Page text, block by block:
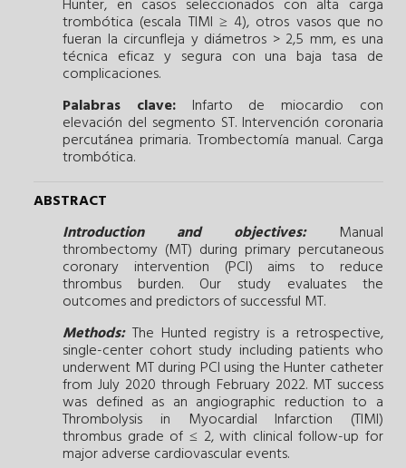
Hunter, en casos seleccionados con alta carga
trombótica (escala TIMI ≥ 4), otros vasos que no
fueran la circunfleja y diámetros > 2,5 mm, es una
técnica eficaz y segura con una baja tasa de
complicaciones.
Palabras clave:
Infarto de miocardio con
elevación del segmento ST. Intervención coronaria
percutánea primaria. Trombectomía manual. Carga
trombótica.
ABSTRACT
Introduction and objectives:Manual
thrombectomy (MT) during primary percutaneous
coronary intervention (PCI) aims to reduce
thrombus burden. Our study evaluates the
outcomes and predictors of successful MT.
Methods:The Hunted registry is a retrospective,
single-center cohort study including patients who
underwent MT during PCI using the Hunter catheter
from July 2020 through February 2022. MT success
was defined as an angiographic reduction to a
Thrombolysis in Myocardial Infarction (TIMI)
thrombus grade of ≤ 2, with clinical follow-up for
major adverse cardiovascular events.